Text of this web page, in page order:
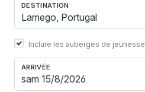
DESTINATION
Inclure les auberges de jeunesse
ARRIVÉE